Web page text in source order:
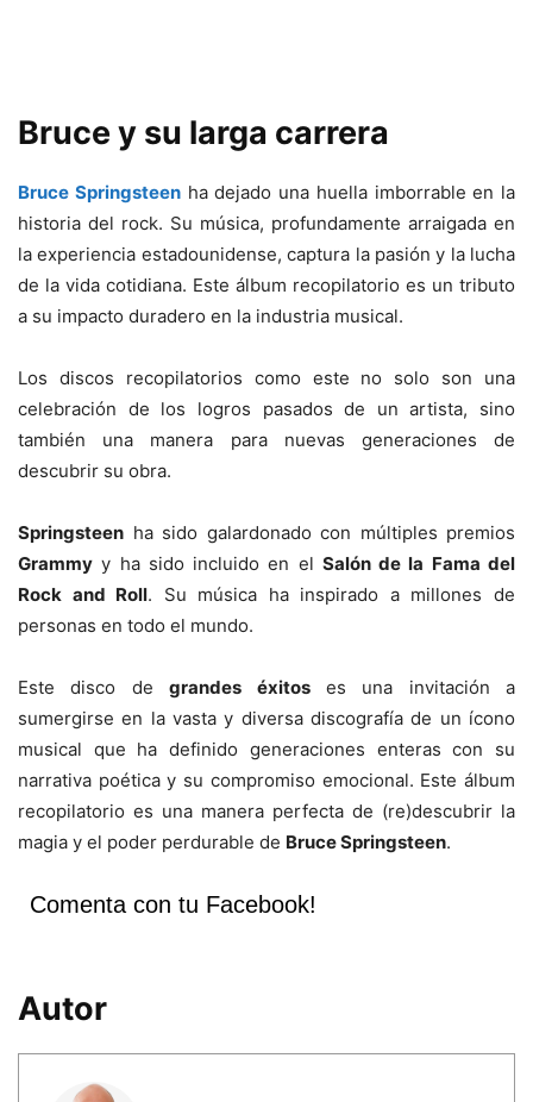
Bruce y su larga carrera
Bruce Springsteenha dejado una huella imborrable en la
historia del rock. Su música, profundamente arraigada en
la experiencia estadounidense, captura la pasión y la lucha
de la vida cotidiana. Este álbum recopilatorio es un tributo
a su impacto duradero en la industria musical.
Los discos recopilatorios como este no solo son una
celebración de los logros pasados de un artista, sino
también una manera para nuevas generaciones de
descubrir su obra.
Springsteen ha sido galardonado con múltiples premios
Grammy y ha sido incluido en el Salón de la Fama del
Rock and Roll. Su música ha inspirado a millones de
personas en todo el mundo.
Este disco degrandes éxitoses una invitación a
sumergirse en la vasta y diversa discografía de un ícono
musical que ha definido generaciones enteras con su
narrativa poética y su compromiso emocional. Este álbum
recopilatorio es una manera perfecta de (re)descubrir la
magia y el poder perdurable de Bruce Springsteen.
Comenta con tu Facebook!
Autor